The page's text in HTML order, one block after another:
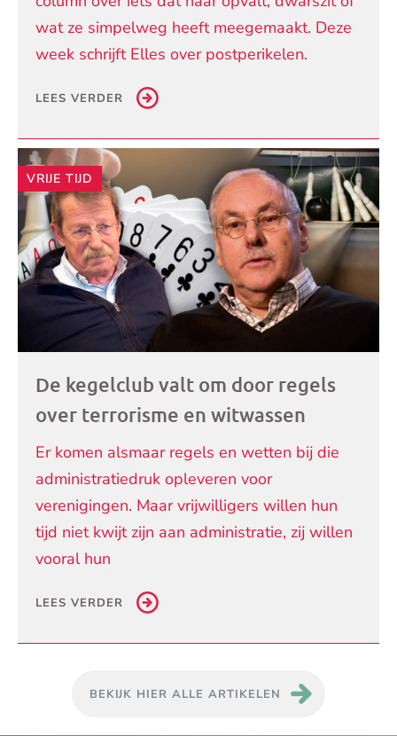
wat ze simpelweg heeft meegemaakt. Deze
week schrijft Elles over postperikelen.
LEES VERDER
VRIJE TIJD
De kegelclub valt om door regels
over terrorisme en witwassen
Er komen alsmaar regels en wetten bij die
administratiedruk opleveren voor
verenigingen. Maar vrijwilligers willen hun
tijd niet kwijt zijn aan administratie, zij willen
vooral hun
LEES VERDER
BEKIJK HIER ALLE ARTIKELEN